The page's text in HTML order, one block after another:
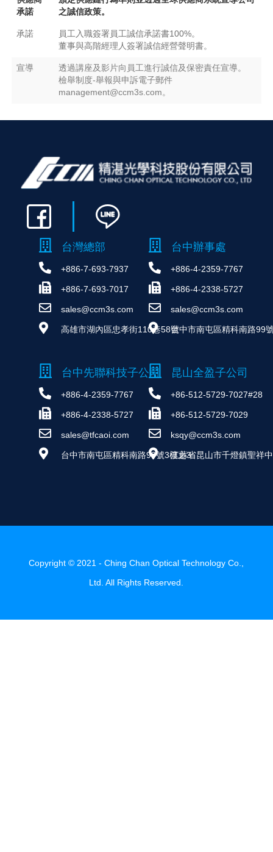
承諾
之誠信政策。
承諾
員工入職簽署員工誠信承諾書100%。
董事與高階經理人簽署誠信經營聲明書。
宣導
透過講座及影片向員工進行誠信及保密責任宣導。
檢舉制度-舉報與申訴電子郵件
management@ccm3s.com。
台灣總部
+886-7-693-7937
+886-7-693-7017
sales@ccm3s.com
高雄市湖內區忠孝街110巷58號
台中辦事處
+886-4-2359-7767
+886-4-2338-5727
sales@ccm3s.com
台中市南屯區精科南路99
台中先聯科技子公司
+886-4-2359-7767
+886-4-2338-5727
sales@tfcaoi.com
台中市南屯區精科南路99號3樓之3
昆山全盈子公司
+86-512-5729-7027#28
+86-512-5729-7029
ksqy@ccm3s.com
江蘇省昆山市千燈鎮聖祥
Copyright © 2021 - Ching Chan Optical Technology Co.,
Ltd. All Rights Reserved.